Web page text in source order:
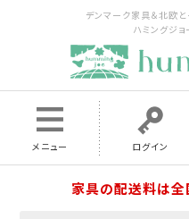
デンマーク家具＆北欧と
ハミングジ
メニュー ログイン
家具の配送料は